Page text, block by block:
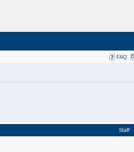
FAQ
Staff•